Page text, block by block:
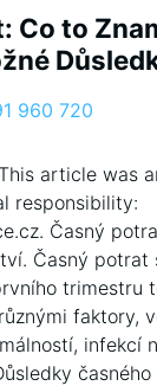
Co to
article was
responsibility:
Časný
Časný potrat
trimestru
faktory,
infekcí